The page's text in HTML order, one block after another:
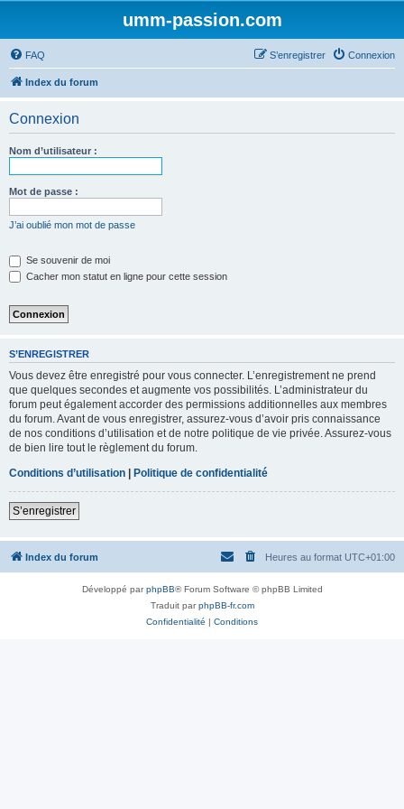
umm-passion.com
FAQ Connexion
S’enregistrer
Index du forum
Connexion
Nom d’utilisateur :
Mot de passe :
J’ai oublié mon mot de passe
Se souvenir de moi
Cacher mon statut en ligne pour cette session
S’ENREGISTRER
Vous devez être enregistré pour vous connecter. L’enregistrement ne prend
que quelques secondes et augmente vos possibilités. L’administrateur du
forum peut également accorder des permissions additionnelles aux membres
du forum. Avant de vous enregistrer, assurez-vous d’avoir pris connaissance
de nos conditions d’utilisation et de notre politique de vie privée. Assurez-vous
de bien lire tout le règlement du forum.
Conditions d’utilisation | Politique de confidentialité
S’enregistrer
Index du forum Heures au format UTC+01:00
Développé parphpBB® Forum Software © phpBB Limited
Traduit parphpBB-fr.com
Confidentialité | Conditions